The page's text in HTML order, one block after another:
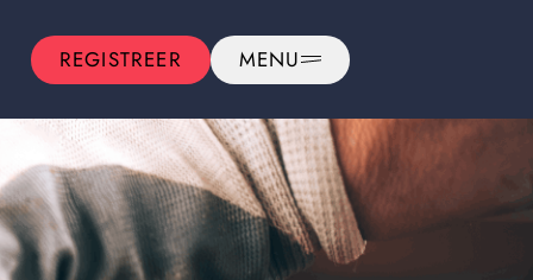
REGISTREER MENU